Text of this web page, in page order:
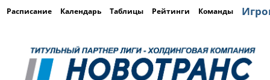
Расписание Календарь Таблицы Рейтинги Команды